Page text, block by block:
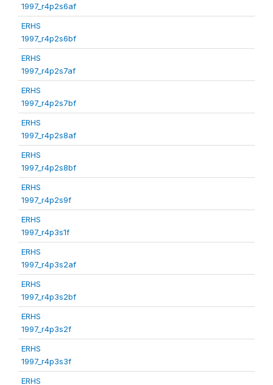
1997_r4p2s6af
ERHS
1997_r4p2s6bf
ERHS
1997_r4p2s7af
ERHS
1997_r4p2s7bf
ERHS
1997_r4p2s8af
ERHS
1997_r4p2s8bf
ERHS
1997_r4p2s9f
ERHS
1997_r4p3s1f
ERHS
1997_r4p3s2af
ERHS
1997_r4p3s2bf
ERHS
1997_r4p3s2f
ERHS
1997_r4p3s3f
ERHS